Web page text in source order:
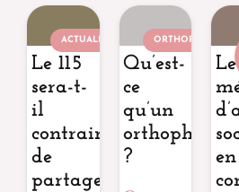
ACTUALITÉ
Le 115
sera-t-
il
contraint
de
partager
ORTHOPHONISTE
Qu’est-
ce
qu’un
?
Le
en